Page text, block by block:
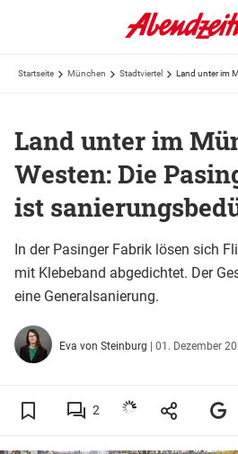
Startseite München Stadtviertel
Land unter im
Westen: Die
ist
In der Pasinger Fabrik lösen sich
mit Klebeband abgedichtet. Der
eine Generalsanierung.
Eva von Steinburg | 01. Dezember
2